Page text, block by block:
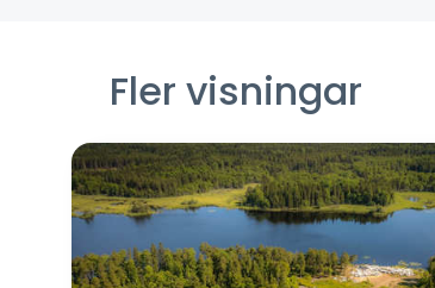
Fler visningar